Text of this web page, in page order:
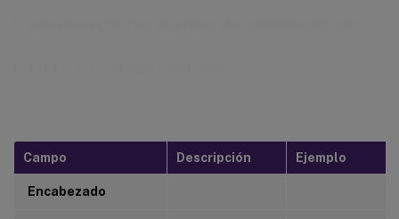
Campo Descripción Ejemplo
Encabezado